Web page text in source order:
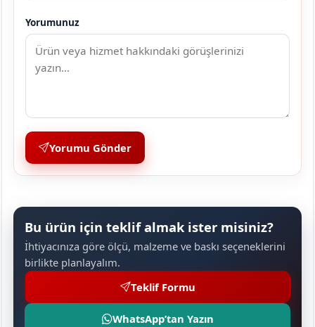
Yorumunuz
Yorumu Gönder
Bu ürün için teklif almak ister misiniz?
İhtiyacınıza göre ölçü, malzeme ve baskı seçeneklerini
birlikte planlayalım.
Teklif Formu
WhatsApp’tan Yazın